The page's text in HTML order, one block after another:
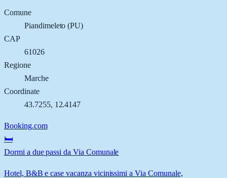
Comune
Piandimeleto (PU)
CAP
61026
Regione
Marche
Coordinate
43.7255, 12.4147
Booking.com
🛏️
Dormi a due passi da Via Comunale
Hotel, B&B e case vacanza vicinissimi a Via Comunale,